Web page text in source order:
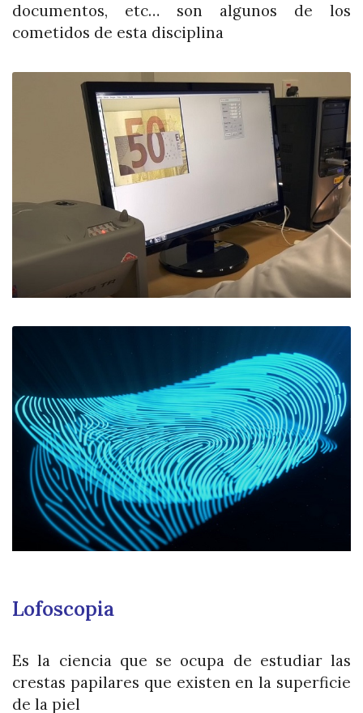
documentos, etc… son algunos de los
cometidos de esta disciplina
Lofoscopia
Es la ciencia que se ocupa de estudiar las
crestas papilares que existen en la superficie
de la piel